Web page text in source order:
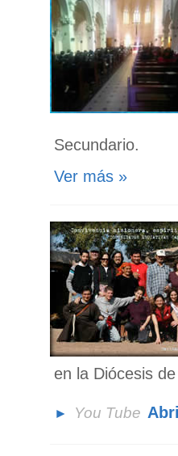
Secundario.
Ver más »
en la Diócesis
► You Tube